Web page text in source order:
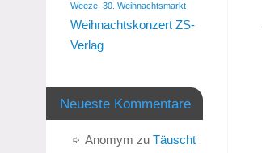
Weeze. 30. Weihnachtsmarkt
Weihnachtskonzert ZS-
Verlag
Neueste Kommentare
Anomym zu Täuscht